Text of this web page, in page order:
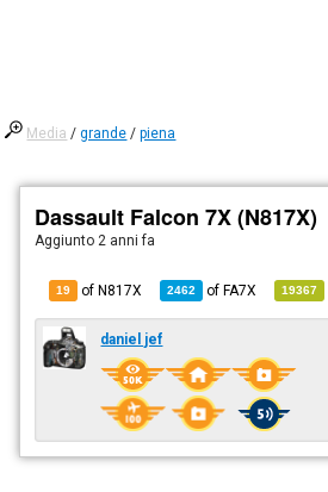
Media /grande /piena
Dassault Falcon 7X (N817X)
Aggiunto 2 anni fa
19 of N817X 2462 ofFA7X 19367
daniel jef